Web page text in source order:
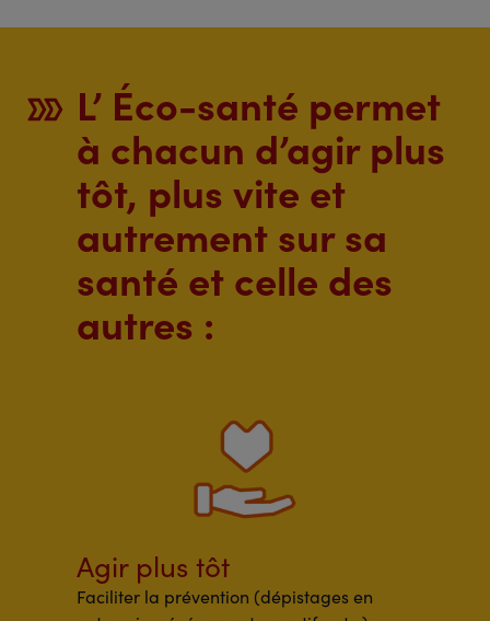
L’ Éco-santé permet
à chacun d’agir plus
tôt, plus vite et
autrement sur sa
santé et celle des
autres :
Agir plus tôt
Faciliter la prévention (dépistages en